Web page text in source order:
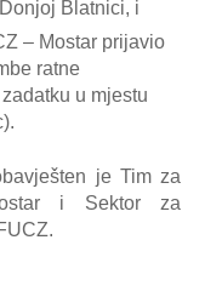
Blatnici, i
– Mostar prijavio
ratne
u mjestu
je Tim za
i Sektor za